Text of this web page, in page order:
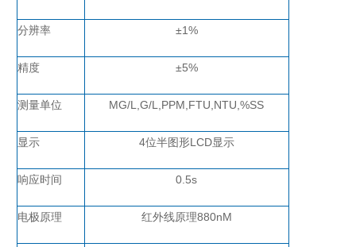
分辨率 ±1%
精度 ±5%
测量单位 MG/L,G/L,PPM,FTU,NTU,%SS
显示 4位半图形LCD显示
响应时间 0.5s
电极原理 红外线原理880nM